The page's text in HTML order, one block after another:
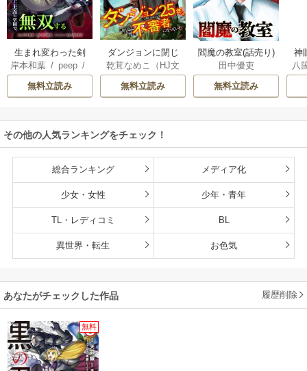
生まれ変わった剣
聖、剣士が冷遇さ
れる魔術至上主義
の学園で無双する
岸本和葉/ peep/
染野静也/桑島黎
/taskey STUDI
無料立読み
ダンジョンに閉じ
込められて25年。
救出されたときに
は立派な不審者に
版】
乾茸なめこ（HJ文
庫／ホビージャパ
ン刊）/御手洗太
無料立読み
閻魔の教室(話売り)
田中優吏
無料立読み
神
八
その他の人気ランキングをチェック！
総合ランキング メディア化
少女・女性 少年・青年
TL・レディコミ BL
異世界・転生 お色気
あなたがチェックした作品 履歴削除
無料